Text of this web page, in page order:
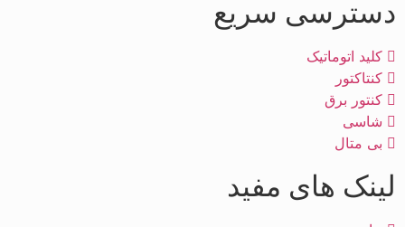
دسترسی سریع
کلید اتوماتیک
کنتاکتور
کنتور برق
شاسی
بی متال
لینک های مفید